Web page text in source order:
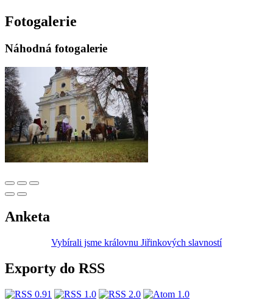
Fotogalerie
Náhodná fotogalerie
Anketa
Vybírali jsme královnu Jiřinkových slavností
Exporty do RSS